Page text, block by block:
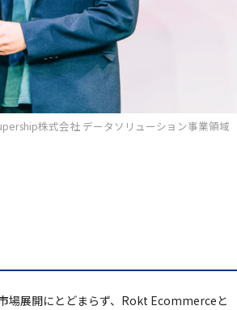
株式会社 データソリューション事業領域
場展開にとどまらず、Rokt Ecommerceと